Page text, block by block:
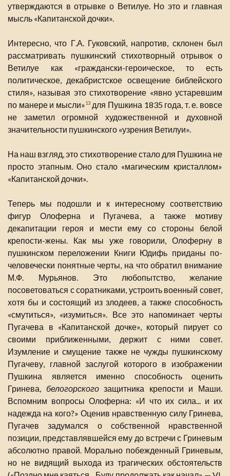
утверждаются в отрывке о Ветилуе. Но это и главная
мысль «Капитанской дочки».
Интересно, что Г.А. Гуковский, напротив, склонен был
рассматривать пушкинский стихотворный отрывок о
Ветилуе как «граждански-героическое, то есть
политическое, декабристское освещение библейского
стиля», называя это стихотворение «явно устаревшим
по манере и мысли»13для Пушкина 1835 года, т. е. вовсе
не заметил огромной художественной и духовной
значительности пушкинского «узрения Ветилуи».
На наш взгляд, это стихотворение стало для Пушкина не
просто этапным. Оно стало «магическим кристаллом»
«Капитанской дочки».
Теперь мы подошли и к интересному соответствию
фигур Олоферна и Пугачева, а также мотиву
декапитации героя и мести ему со стороны белой
крепости-жены. Как мы уже говорили, Олоферну в
пушкинском переложении Книги Юдифь приданы по-
человечески понятные черты, на что обратил внимание
М.Ф. Мурьянов. Это любопытство, желание
посоветоваться с соратниками, устроить военный совет,
хотя бы и состоящий из злодеев, а также способность
«смутиться», «изумиться». Все это напоминает черты
Пугачева в «Капитанской дочке», который пирует со
своими приближенными, держит с ними совет.
Изумление и смущение также не чужды пушкинскому
Пугачеву, главной заслугой которого в изображении
Пушкина является именно способность оценить
Гринева, белогорскогозащитника крепости и Маши.
Вспомним вопросы Олоферна: «И что их сила... и их
надежда на кого?» Оценив нравственную силу Гринева,
Пугачев задумался о собственной нравственной
позиции, представлявшейся ему до встречи с Гриневым
абсолютно правой. Морально побежденный Гриневым,
но не видящий выхода из трагических обстоятельств